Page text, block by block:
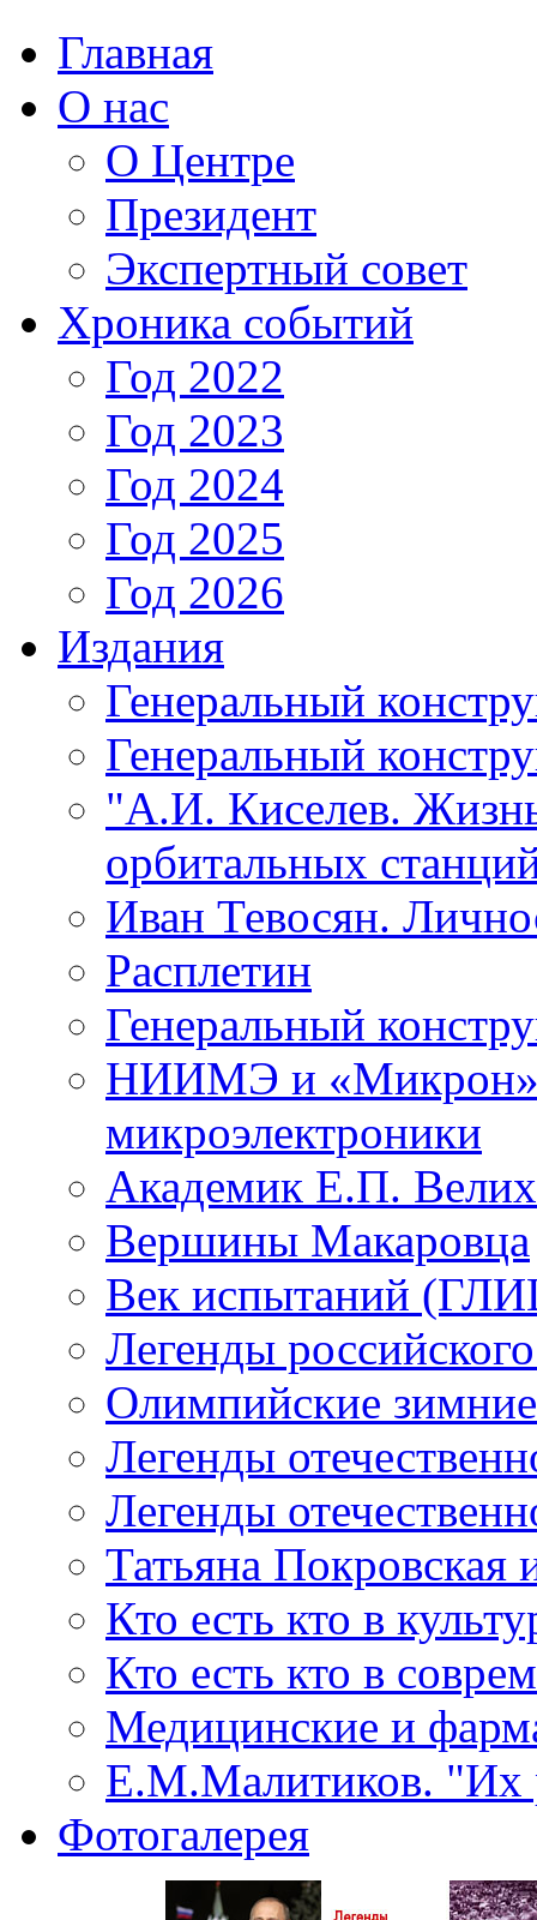
Главная
О нас
О Центре
Президент
Экспертный совет
Хроника событий
Год 2022
Год 2023
Год 2024
Год 2025
Год 2026
Издания
Генеральный
Генеральный
"А.И. Киселев.
орбитальных
Иван Тевосян.
Расплетин
Генеральный
НИИМЭ и «Микрон»
микроэлектроники
Академик Е.П.
Вершины Макаровца
Век испытаний
Легенды
Олимпийские
Легенды
Легенды
Татьяна Покровская
Кто есть кто в
Кто есть кто в
Медицинские и
Е.М.Малитиков. "Их
Фотогалерея